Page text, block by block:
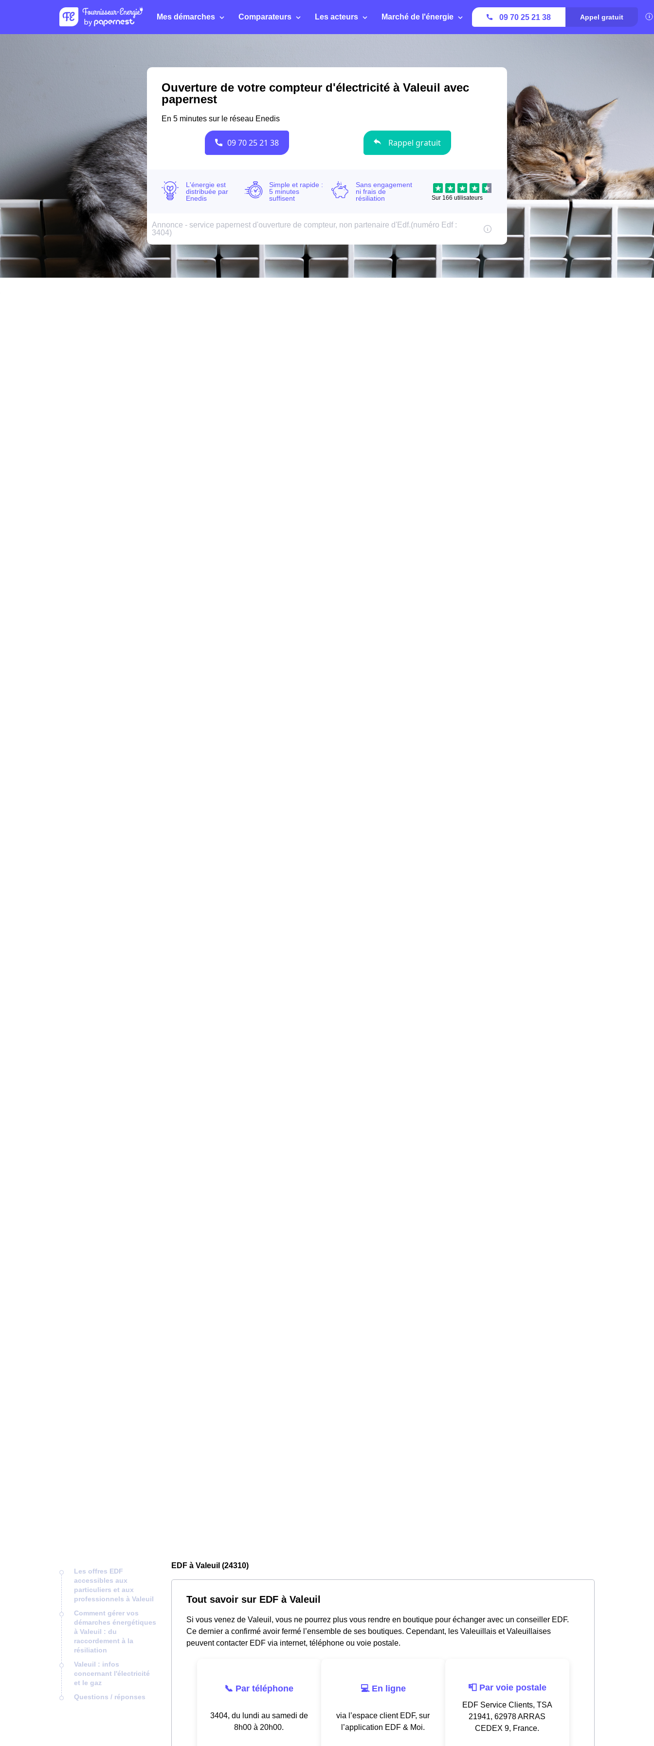
Mes démarches Comparateurs Les acteurs Marché de l'énergie 09 70 25 21 38 Appel gratuit
Les offres EDF
accessibles aux
particuliers et aux
professionnels à Valeuil
Comment gérer vos
démarches énergétiques
à Valeuil : du
raccordement à la
résiliation
Valeuil : infos
concernant l'électricité
et le gaz
Questions / réponses
EDF à Valeuil (24310)
Tout savoir sur EDF à Valeuil
Si vous venez de Valeuil, vous ne pourrez plus vous rendre en boutique pour échanger avec un conseiller EDF.
Ce dernier a confirmé avoir fermé l’ensemble de ses boutiques. Cependant, les Valeuillais et Valeuillaises
peuvent contacter EDF via internet, téléphone ou voie postale.
📞 Par téléphone
3404, du lundi au samedi de
8h00 à 20h00.
💻 En ligne
via l’espace client EDF, sur
l’application EDF & Moi.
📮 Par voie postale
EDF Service Clients, TSA
21941, 62978 ARRAS
CEDEX 9, France.